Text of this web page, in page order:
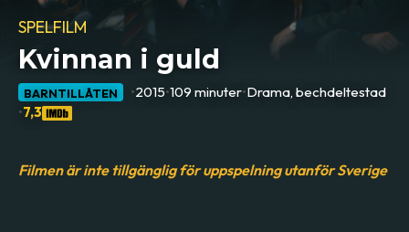
SPELFILM
Kvinnan i guld
BARNTILLÅTEN •2015•109 minuter•Drama, bechdeltestad
•7,3
Filmen är inte tillgänglig för uppspelning utanför Sverige